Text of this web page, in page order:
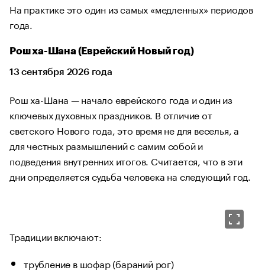
На практике это один из самых «медленных» периодов
года.
Рош ха-Шана (Еврейский Новый год)
13 сентября 2026 года
Рош ха-Шана — начало еврейского года и один из
ключевых духовных праздников. В отличие от
светского Нового года, это время не для веселья, а
для честных размышлений с самим собой и
подведения внутренних итогов. Считается, что в эти
дни определяется судьба человека на следующий год.
Традиции включают:
трубление в шофар (бараний рог)